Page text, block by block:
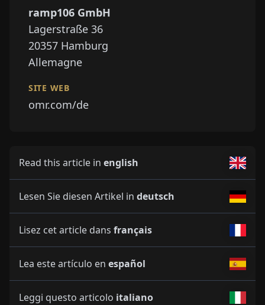
ramp106 GmbH
⁠⁠Lagerstraße 36
20357 Hamburg
Allemagne
SITE WEB
omr.com/de
Read this article in english
Lesen Sie diesen Artikel in deutsch
Lisez cet article dans français
Lea este artículo en español
Leggi questo articolo italiano